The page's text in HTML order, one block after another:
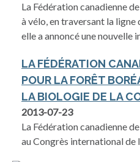
La Fédération canadienne
à vélo, en traversant la ligne
elle a annoncé une
LA FÉDÉRATION
POUR LA FORÊT
LA BIOLOGIE DE LA
2013-07-23
La Fédération canadienne
au Congrès international